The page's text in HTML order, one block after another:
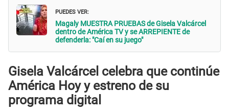
PUEDES VER:
Magaly MUESTRA PRUEBAS de Gisela Valcárcel
dentro de América TV y se ARREPIENTE de
defenderla: "Caí en su juego"
Gisela Valcárcel celebra que continúe
América Hoy y estreno de su
programa digital